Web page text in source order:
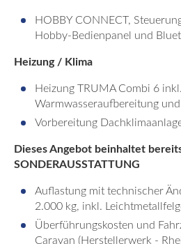
HOBBY CONNECT,
Hobby-Bedienpanel und
Heizung / Klima
Heizung TRUMA Combi 6
Warmwasseraufbereitung
Vorbereitung
Dieses Angebot beinhaltet
SONDERAUSSTATTUNG
Auflastung mit technischer
2.000 kg, inkl.
Überführungskosten und
Caravan (Herstellerwerk -